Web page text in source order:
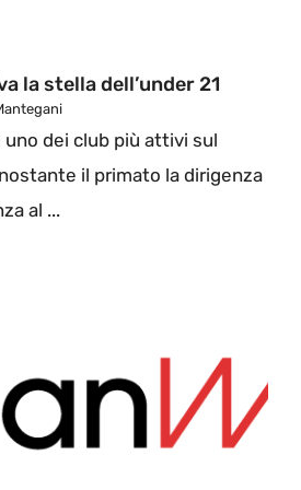
la stella dell’under 21
dei club più attivi sul
il primato la dirigenza
al ...